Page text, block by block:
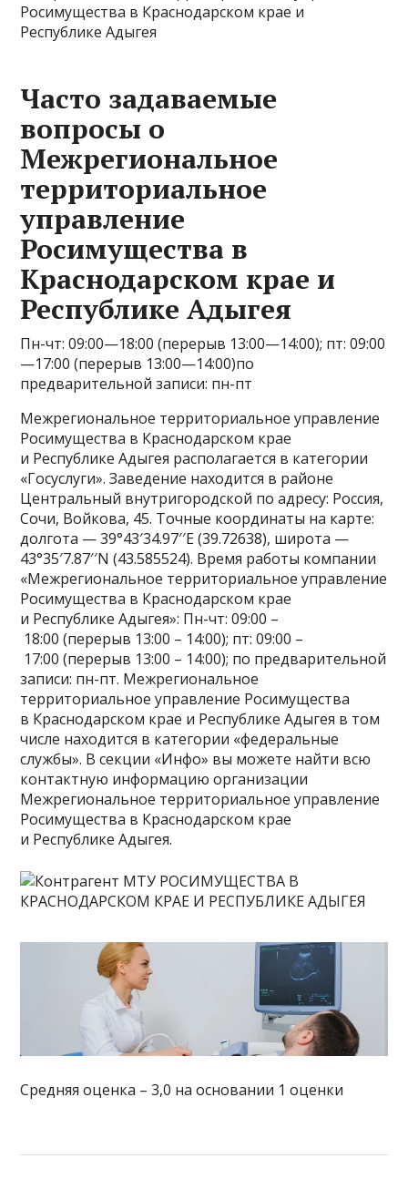
Росимущества в Краснодарском крае и
Республике Адыгея
Часто задаваемые
вопросы о
Межрегиональное
территориальное
управление
Росимущества в
Краснодарском крае и
Республике Адыгея
Пн-чт: 09:00—18:00 (перерыв 13:00—14:00); пт: 09:00
—17:00 (перерыв 13:00—14:00)по
предварительной записи: пн-пт
Межрегиональное территориальное управление
Росимущества в Краснодарском крае
и Республике Адыгея располагается в категории
«Госуслуги». Заведение находится в районе
Центральный внутригородской по адресу: Россия,
Сочи, Войкова, 45. Точные координаты на карте:
долгота — 39°43′34.97′′E (39.72638), широта —
43°35′7.87′′N (43.585524). Время работы компании
«Межрегиональное территориальное управление
Росимущества в Краснодарском крае
и Республике Адыгея»: Пн-чт: 09:00 –
18:00 (перерыв 13:00 – 14:00); пт: 09:00 –
17:00 (перерыв 13:00 – 14:00); по предварительной
записи: пн-пт. Межрегиональное
территориальное управление Росимущества
в Краснодарском крае и Республике Адыгея в том
числе находится в категории «федеральные
службы». В секции «Инфо» вы можете найти всю
контактную информацию организации
Межрегиональное территориальное управление
Росимущества в Краснодарском крае
и Республике Адыгея.
Средняя оценка – 3,0 на основании 1 оценки